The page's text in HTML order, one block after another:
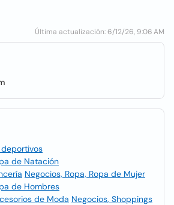
Última actualización: 6/12/26, 9:06 AM
de Natación
Negocios, Ropa, Ropa de Mujer
de Hombres
de Moda Negocios, Shoppings